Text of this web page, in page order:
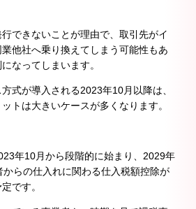
できないことが理由で、取引先がイ
他社へ乗り換えてしまう可能性もあ
なってしまいます。
式が導入される2023年10月以降は、
トは大きいケースが多くなります。
年10月から段階的に始まり、2029年
らの仕入れに関わる仕入税額控除が
です。